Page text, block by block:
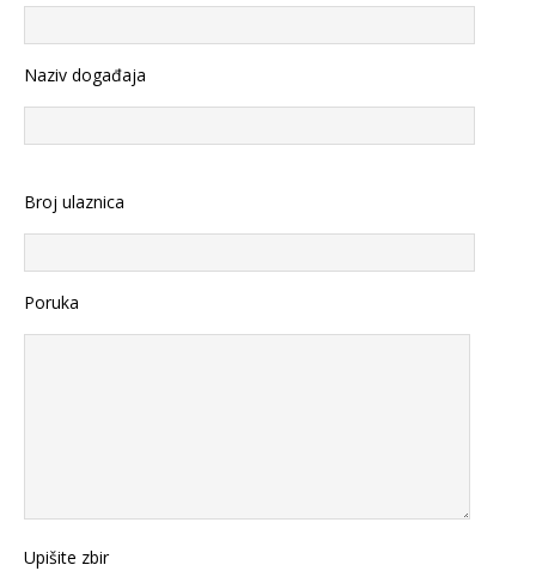
Naziv događaja
Broj ulaznica
Poruka
Upišite zbir